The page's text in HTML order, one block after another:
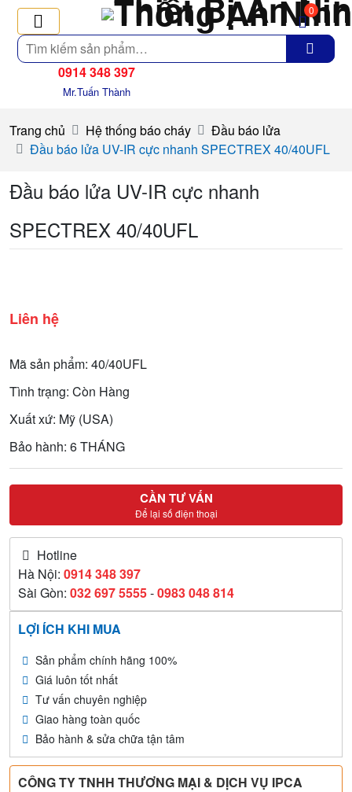
Tìm
kiếm
0
0914 348 397
Mr.Tuấn Thành
Trang chủ Hệ thống báo cháy
Đầu báo lửa
Đầu báo lửa UV-IR cực nhanh SPECTREX 40/40UFL
Đầu báo lửa UV-IR cực nhanh
SPECTREX 40/40UFL
Liên hệ
Mã sản phẩm: 40/40UFL
Tình trạng: Còn Hàng
Xuất xứ: Mỹ (USA)
Bảo hành: 6 THÁNG
CẦN TƯ VẤN
Để lại số điện thoại
Hotline
Hà Nội: 0914 348 397
Sài Gòn: 032 697 5555-0983 048 814
LỢI ÍCH KHI MUA
Sản phẩm chính hãng 100%
Giá luôn tốt nhất
Tư vấn chuyên nghiệp
Giao hàng toàn quốc
Bảo hành & sửa chữa tận tâm
CÔNG TY TNHH THƯƠNG MẠI & DỊCH VỤ IPCA